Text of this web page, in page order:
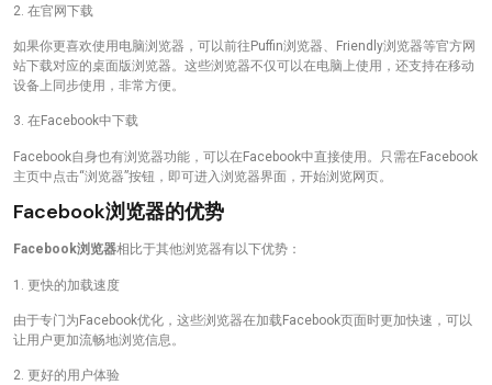
2. 在官网下载
如果你更喜欢使用电脑浏览器，可以前往Puffin浏览器、Friendly浏览器等官方网
站下载对应的桌面版浏览器。这些浏览器不仅可以在电脑上使用，还支持在移动
设备上同步使用，非常方便。
3. 在Facebook中下载
Facebook自身也有浏览器功能，可以在Facebook中直接使用。只需在Facebook
主页中点击“浏览器”按钮，即可进入浏览器界面，开始浏览网页。
Facebook浏览器的优势
Facebook浏览器相比于其他浏览器有以下优势：
1. 更快的加载速度
由于专门为Facebook优化，这些浏览器在加载Facebook页面时更加快速，可以
让用户更加流畅地浏览信息。
2. 更好的用户体验